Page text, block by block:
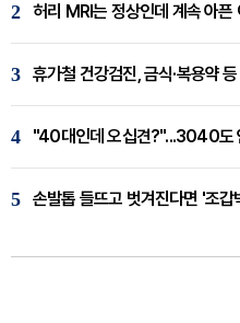
2 허리 MRI는 정상인데 계속 아픈
3 휴가철 건강검진, 금식·복용약
4 "40대인데 오십견?"...3040도
5 손발톱 들뜨고 벗겨진다면 '조